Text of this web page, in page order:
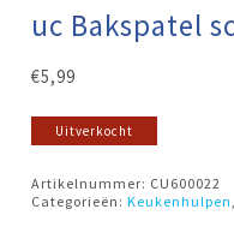
uc Bakspatel
€5,99
Uitverkocht
Artikelnummer: CU600022
Categorieën:Keukenhulpen